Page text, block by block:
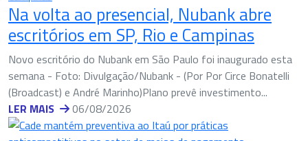
Na volta ao presencial, Nubank abre
escritórios em SP, Rio e Campinas
Novo escritório do Nubank em São Paulo foi inaugurado esta
semana - Foto: Divulgação/Nubank - (Por Por Circe Bonatelli
(Broadcast) e André Marinho)Plano prevê investimento...
LER MAIS
06/08/2026